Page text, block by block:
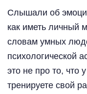
Слышали об
как иметь личный
словам умных
психологической
это не про то, что
тренируете свой